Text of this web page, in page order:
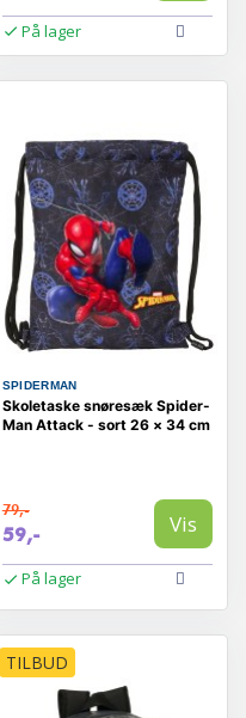
På lager
SPIDERMAN
Skoletaske snøresæk Spider-
Man Attack - sort 26 × 34 cm
79,-
59,- Vis
På lager
TILBUD